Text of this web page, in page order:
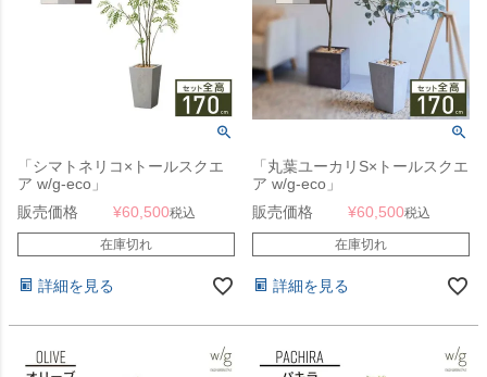
「シマトネリコ×トールスクエ
ア w/g-eco」
販売価格
¥60,500税込
在庫切れ
詳細を見る
「丸葉ユーカリS×トールスクエ
ア w/g-eco」
販売価格
¥60,500税込
在庫切れ
詳細を見る